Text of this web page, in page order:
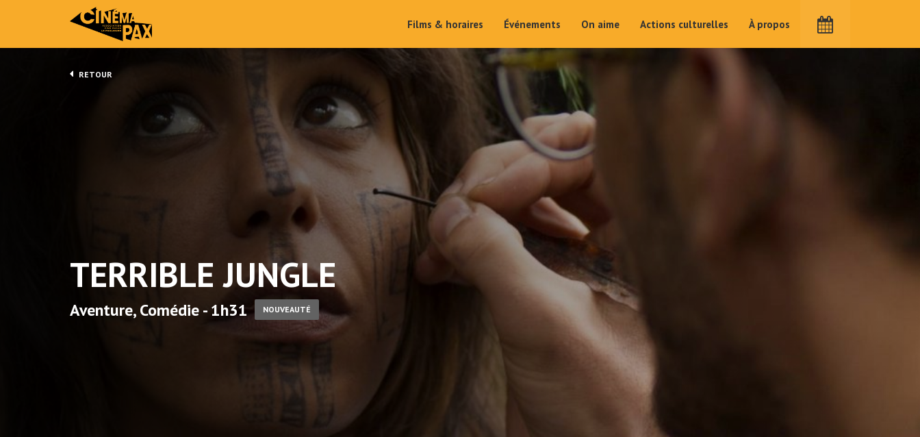
Films & horaires Événements On aime Actions culturelles À propos
RETOUR
TERRIBLE JUNGLE
Aventure, Comédie - 1h31 NOUVEAUTÉ